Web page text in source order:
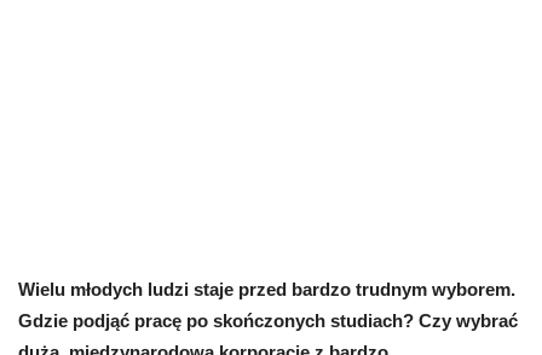
Wielu młodych ludzi staje przed bardzo trudnym wyborem.
Gdzie podjąć pracę po skończonych studiach? Czy wybrać